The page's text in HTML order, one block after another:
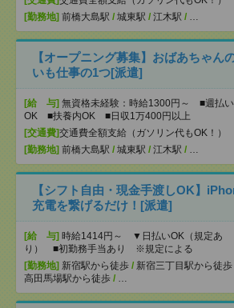
[勤務地] 前橋大島駅 / 城東駅 / 江木駅 / …
【オープニング募集】おばあちゃん
いも仕事の1つ[派遣]
[給 与] 無資格未経験：時給1300円～ ■週払い
OK ■扶養内OK ■日収1万400円以上
[交通費]交通費全額支給（ガソリン代もOK！）
[勤務地] 前橋大島駅 / 城東駅 / 江木駅 / …
【シフト自由・現金手渡しOK】
充電を繋げるだけ！[派遣]
[給 与] 時給1414円～ ▼日払いOK（規定あ
り） ■初勤務手当あり ※規定による
[勤務地] 新宿駅から徒歩 / 新宿三丁目駅から徒歩
高田馬場駅から徒歩 / …